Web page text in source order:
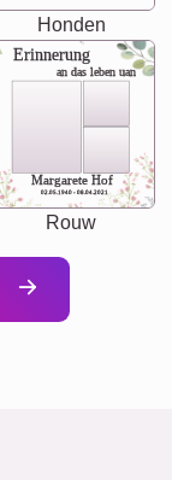
Honden
Erinnerung
an das leben uan
Margarete Hof
02.05.1940 - 08.04.2021
Rouw